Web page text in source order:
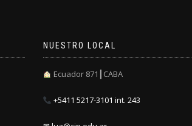
NUESTRO LOCAL
Ecuador 871┃CABA
+5411 5217-3101 int. 243